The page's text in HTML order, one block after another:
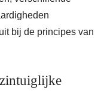
bij de principes van